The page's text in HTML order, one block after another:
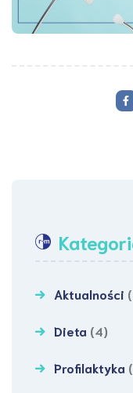
Aktualności
Dieta (4)
Profilaktyka